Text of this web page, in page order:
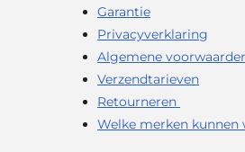
Garantie
Privacyverklaring
Algemene
Verzendtarieven
Retourneren
Welke merken kunnen